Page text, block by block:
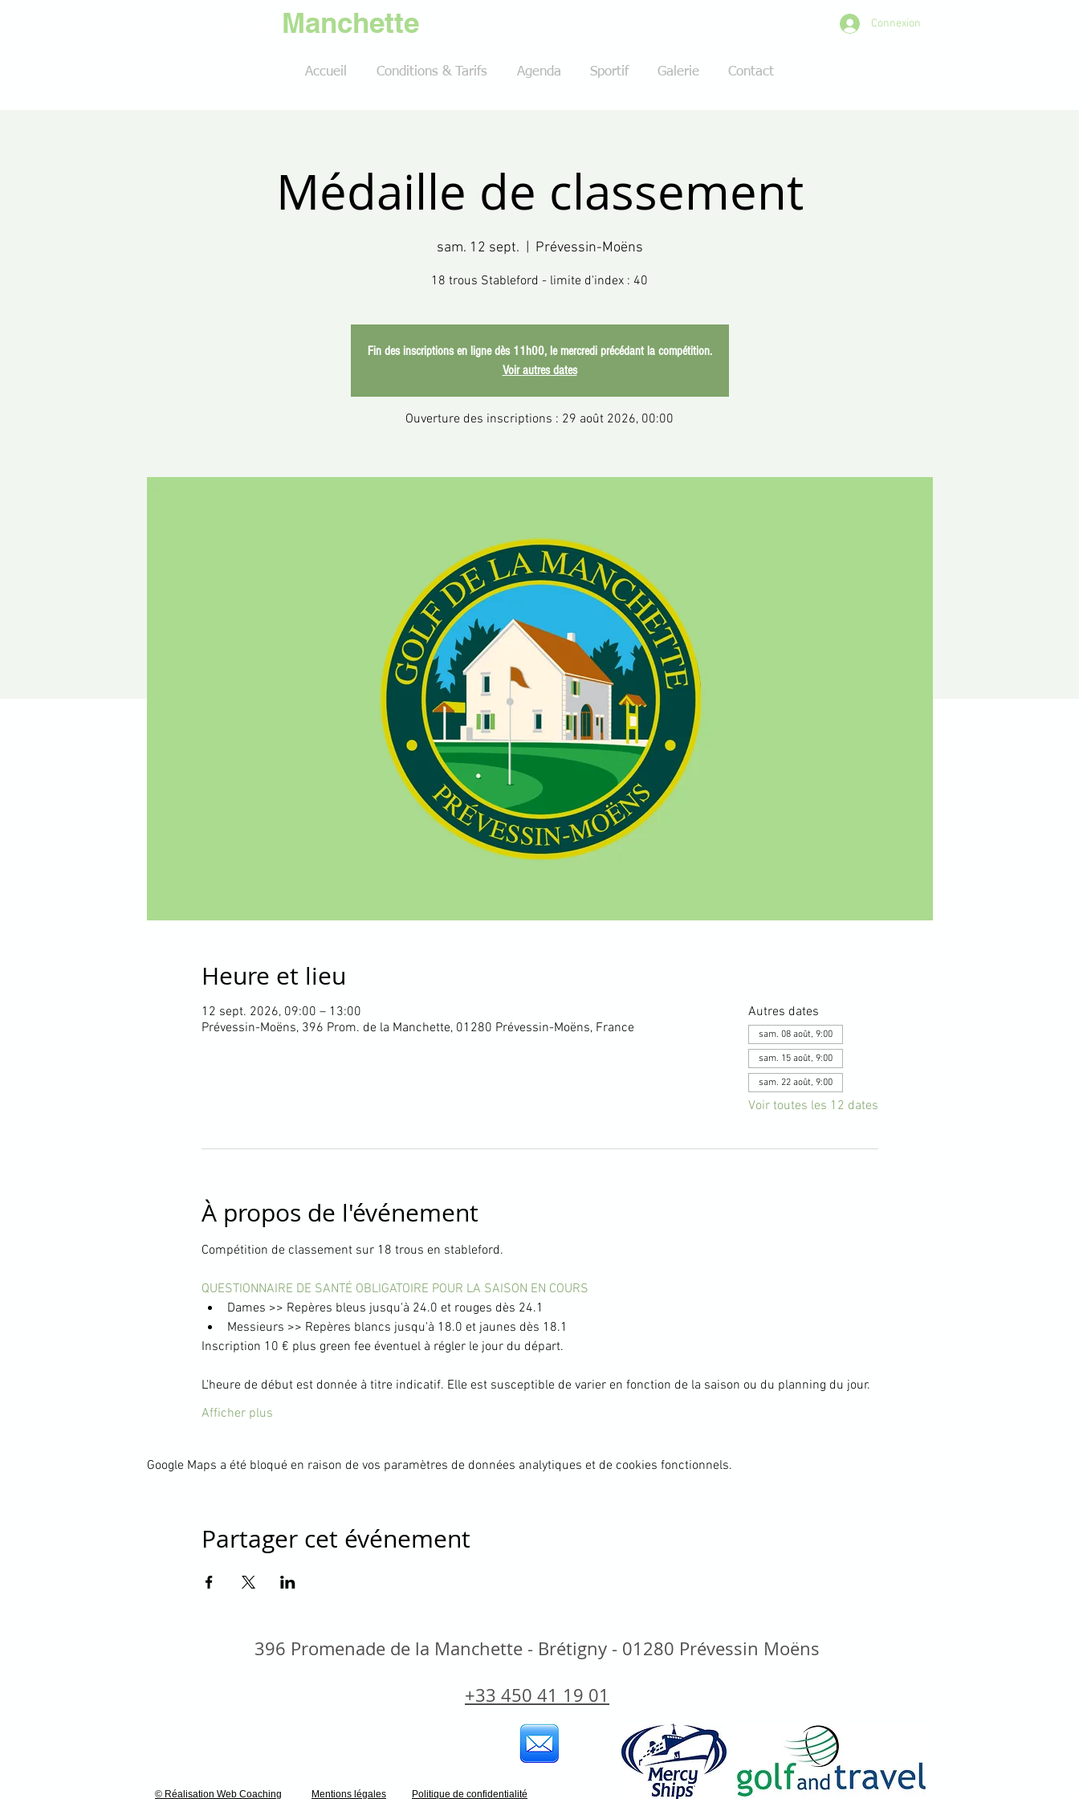
Manchette Connexion
Accueil Conditions & Tarifs Agenda Sportif Galerie Contact
Médaille de classement
sam. 12 sept. Prévessin-Moëns
18 trous Stableford - limite d'index : 40
Fin des inscriptions en ligne dès 11h00, le mercredi précédant la compétition.
Voir autres dates
Ouverture des inscriptions : 29 août 2026, 00:00
Heure et lieu
12 sept. 2026, 09:00 – 13:00
Prévessin-Moëns, 396 Prom. de la Manchette, 01280 Prévessin-Moëns, France
Autres dates
sam. 08 août, 9:00
sam. 15 août, 9:00
sam. 22 août, 9:00
Voir toutes les 12 dates
À propos de l'événement
Compétition de classement sur 18 trous en stableford.
QUESTIONNAIRE DE SANTÉ OBLIGATOIRE POUR LA SAISON EN COURS
Dames >> Repères bleus jusqu'à 24.0 et rouges dès 24.1
Messieurs >> Repères blancs jusqu'à 18.0 et jaunes dès 18.1
Inscription 10 € plus green fee éventuel à régler le jour du départ.
L'heure de début est donnée à titre indicatif. Elle est susceptible de varier en fonction de la saison ou du planning du jour.
Afficher plus
Google Maps a été bloqué en raison de vos paramètres de données analytiques et de cookies fonctionnels.
Partager cet événement
396 Promenade de la Manchette - Brétigny - 01280 Prévessin Moëns
+33 450 41 19 01
© Réalisation Web Coaching Mentions légales Politique de confidentialité